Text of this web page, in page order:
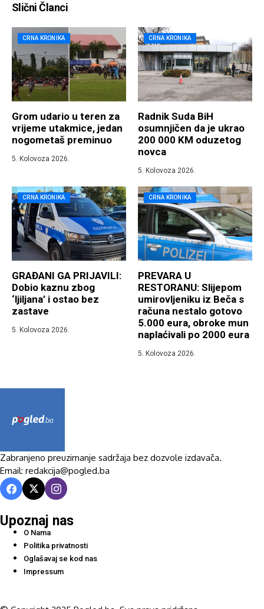
Slični Članci
CRNA KRONIKA
Grom udario u teren za
vrijeme utakmice, jedan
nogometaš preminuo
5. Kolovoza 2026.
CRNA KRONIKA
Radnik Suda BiH
osumnjičen da je ukrao
200 000 KM oduzetog
novca
5. Kolovoza 2026.
CRNA KRONIKA
GRAĐANI GA PRIJAVILI:
Dobio kaznu zbog
‘ljiljana’ i ostao bez
zastave
5. Kolovoza 2026.
CRNA KRONIKA
PREVARA U
RESTORANU: Slijepom
umirovljeniku iz Beča s
računa nestalo gotovo
5.000 eura, obroke mun
naplaćivali po 2000 eura
5. Kolovoza 2026.
Zabranjeno preuzimanje sadržaja bez dozvole izdavača.
Email: redakcija@pogled.ba
Upoznaj nas
O Nama
Politika privatnosti
Oglašavaj se kod nas
Impressum